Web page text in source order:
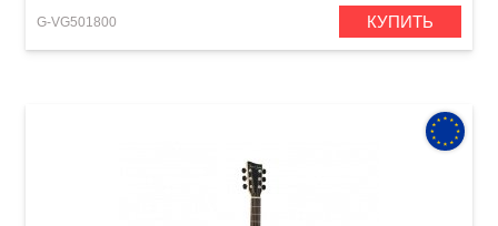
G-VG501800 КУПИТЬ